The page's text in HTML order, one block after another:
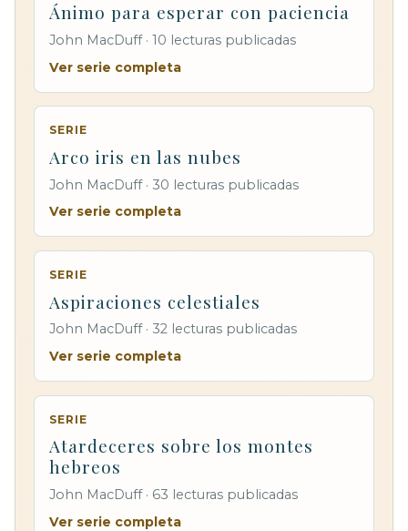
Ánimo para esperar con paciencia
John MacDuff · 10 lecturas publicadas
Ver serie completa
SERIE
Arco iris en las nubes
John MacDuff · 30 lecturas publicadas
Ver serie completa
SERIE
Aspiraciones celestiales
John MacDuff · 32 lecturas publicadas
Ver serie completa
SERIE
Atardeceres sobre los montes
hebreos
John MacDuff · 63 lecturas publicadas
Ver serie completa